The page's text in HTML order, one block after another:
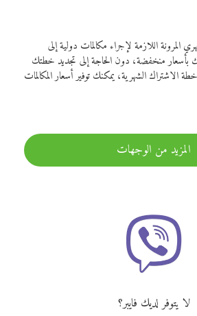
المرونة اللازمة لإجراء مكالمات دولية إلى
بأسعار منخفضة، دون الحاجة إلى تجديد خطتك
الشهرية، يمكنك توفير أسعار المكالمات
المزيد من الوجهات
لا يتوفر لديك فايبر؟